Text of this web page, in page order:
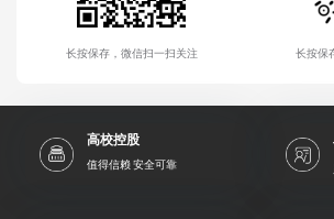
长按保存，微信扫一扫关注 长按保
高校控股
值得信赖 安全可靠